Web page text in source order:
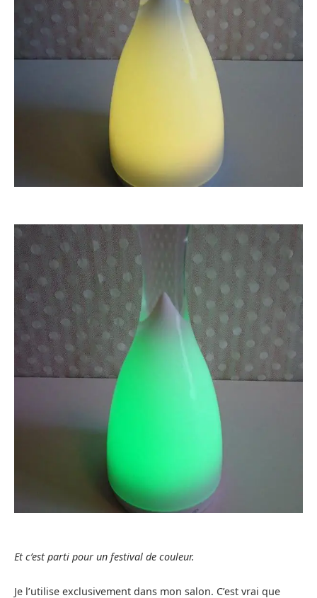
Et c’est parti pour un festival de couleur.
Je l’utilise exclusivement dans mon salon. C’est vrai que